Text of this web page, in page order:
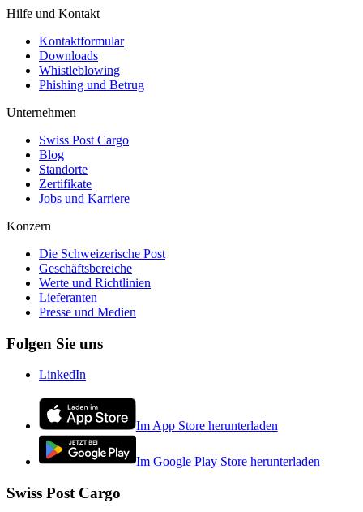
Hilfe und Kontakt
Kontaktformular
Downloads
Whistleblowing
Phishing und Betrug
Unternehmen
Swiss Post Cargo
Blog
Standorte
Zertifikate
Jobs und Karriere
Konzern
Die Schweizerische Post
Geschäftsbereiche
Werte und Richtlinien
Lieferanten
Presse und Medien
Folgen Sie uns
LinkedIn
Im App Store herunterladen
Im Google Play Store herunterladen
Swiss Post Cargo